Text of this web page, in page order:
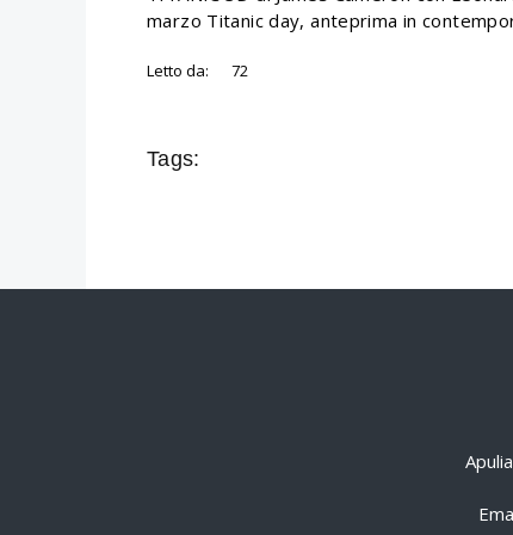
marzo Titanic day, anteprima in
Letto da: 72
Tags: